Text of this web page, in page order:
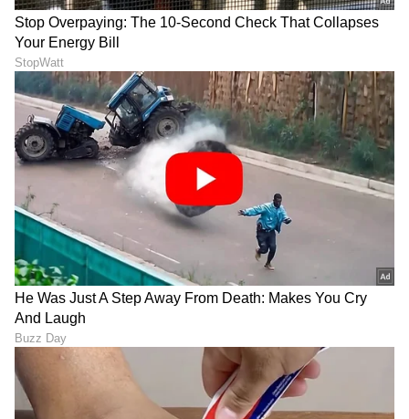
DOWNLOAD APP
RECOMMENDED STORIES
Deepika Padukone-Indrajit
Lankesh: 'ಐಶ್ವರ್ಯ' ಚಿತ್ರಕ್ಕೆ
ದೀಪಿಕಾ ಪಡುಕೋಣೆ
ಆಯ್ಕೆಯಾಗಿದ್ದು ಹೇಗೆ ಗೊತ್ತಾ?
ರಹಸ್ಯ ಬಿಚ್ಚಿಟ್ಟ ಇಂದ್ರಜಿತ್
ಲಂಕೇಶ್!
ನಡೆಸಲು ಯಾವ ದೇಶ ಬೆಸ್ಟ್?
ದಂಪತಿ ವಿಡಿಯೋ ವೈರಲ್!